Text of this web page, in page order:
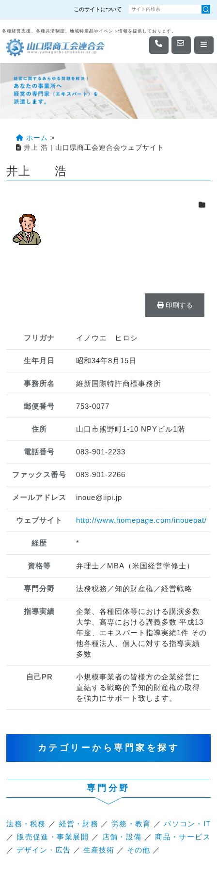
このサイトについて
各種経営支援、各種共済制度、地域特産品やイベント情報を提供しております。
ホーム >
井上 浩 | 山口県商工会連合会ウェブサイト
井上 浩
印刷する
フリガナ イノウエ ヒロシ
生年月日 昭和34年8月15日
事務所名 維新国際特許商標事務所
郵便番号 753-0077
住所 山口市熊野町1-10 NPYビル1階
電話番号 083-901-2233
ファックス番号 083-901-2266
メールアドレス inoue@iipi.jp
ウェブサイト http://www.homepage.com/inouepat/
経歴 *
資格等 弁理士／MBA（米国経営学修士）
専門分野 法務税務／知的財産権／経営戦略
指導実績
企業、各種団体等における講演多数
大学、高専における講義多数 平成13
年度、エキスパート指導実績1件 その
他各種法人、個人に対する指導実績
多数
自己PR
小規模事業者の皆様方の企業経営に
直結する戦略的予知的財産権の取得
を強力にサポート致します。
カテゴリーから専門家を探す
専門分野
法務・税務 ／ 経営・財務 ／ 労務・教育 ／パソコン・IT
／ 販売促進・事業展開 ／ 店舗・設備 ／商品・サービス
／ デザイン・広告 ／生産技術 ／ その他 ／